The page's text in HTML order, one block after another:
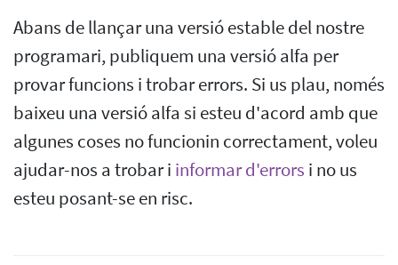
Abans de llançar una versió estable del nostre
programari, publiquem una versió alfa per
provar funcions i trobar errors. Si us plau, només
baixeu una versió alfa si esteu d'acord amb que
algunes coses no funcionin correctament, voleu
ajudar-nos a trobar i informar d'errors i no us
esteu posant-se en risc.